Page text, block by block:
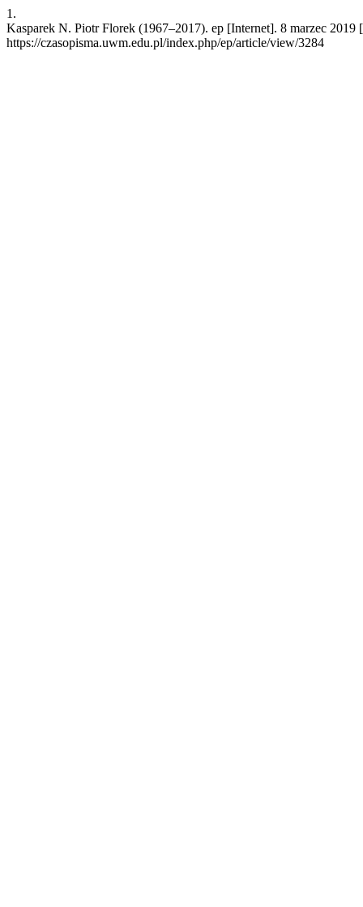
1.
Kasparek N. Piotr Florek (1967–2017). ep [Internet]. 8 marzec
https://czasopisma.uwm.edu.pl/index.php/ep/article/view/3284